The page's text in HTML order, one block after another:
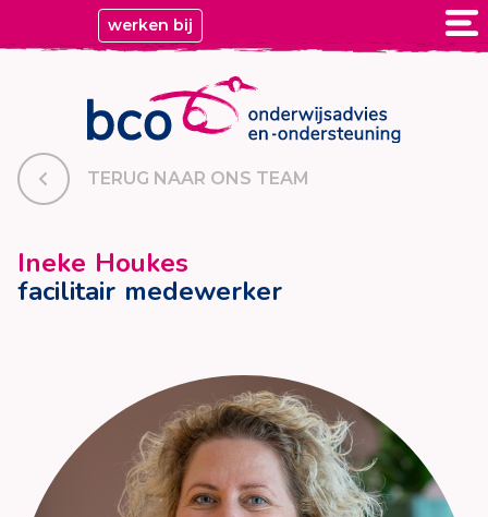
werken bij
TERUG NAAR ONS TEAM
Ineke Houkes
facilitair medewerker